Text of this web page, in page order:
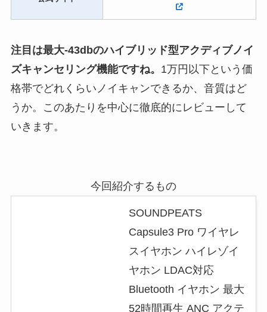
注目は最大-43dbのハイブリッド型アクディブノイ
ズキャンセリング機能ですね。 1万円以下という価
格帯でどれくらいノイキャンできるか、音質はど
うか。このあたりを中心に徹底的にレビューして
いきます。
今回紹介するもの
SOUNDPEATS
Capsule3 Pro ワイヤレ
スイヤホン ハイレゾイ
ヤホン LDAC対応
Bluetooth イヤホン 最大
52時間再生 ANC アクテ